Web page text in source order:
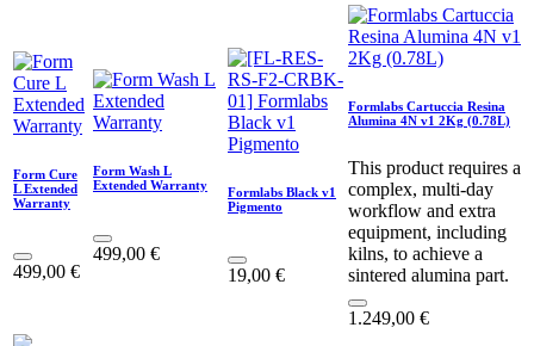
Form Cure
L Extended
Warranty
499,00 €
Form Wash L
Extended Warranty
499,00 €
Formlabs Black v1
Pigmento
19,00 €
Formlabs Cartuccia Resina
Alumina 4N v1 2Kg (0.78L)
This product requires a
complex, multi-day
workflow and extra
equipment, including
kilns, to achieve a
sintered alumina part.
1.249,00 €